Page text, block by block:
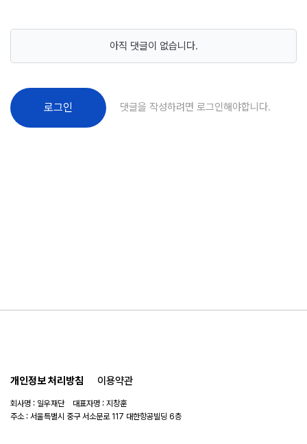
아직 댓글이 없습니다.
로그인 댓글을 작성하려면 로그인해야합니다.
개인정보 처리방침 이용약관
회사명 : 일우재단 대표자명 : 지창훈
주소 : 서울특별시 중구 서소문로 117 대한항공빌딩 6층